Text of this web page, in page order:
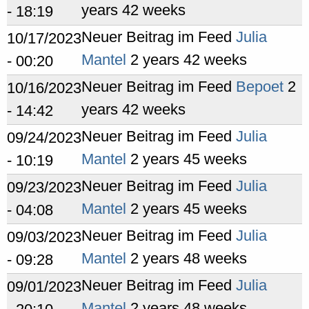
- 18:19
years 42 weeks
10/17/2023
- 00:20
Neuer Beitrag im Feed Julia
Mantel 2 years 42 weeks
10/16/2023
- 14:42
Neuer Beitrag im Feed Bepoet 2
years 42 weeks
09/24/2023
- 10:19
Neuer Beitrag im Feed Julia
Mantel 2 years 45 weeks
09/23/2023
- 04:08
Neuer Beitrag im Feed Julia
Mantel 2 years 45 weeks
09/03/2023
- 09:28
Neuer Beitrag im Feed Julia
Mantel 2 years 48 weeks
09/01/2023Neuer Beitrag im Feed Julia